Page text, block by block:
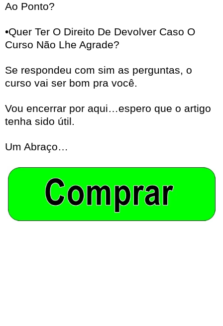
Ao Ponto?
•Quer Ter O Direito De Devolver Caso O
Curso Não Lhe Agrade?
Se respondeu com sim as perguntas, o
curso vai ser bom pra você.
Vou encerrar por aqui…espero que o artigo
tenha sido útil.
Um Abraço…